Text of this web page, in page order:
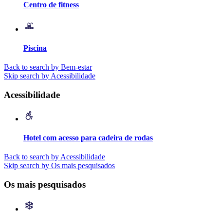
Centro de fitness
Piscina
Back to search by Bem-estar
Skip search by Acessibilidade
Acessibilidade
Hotel com acesso para cadeira de rodas
Back to search by Acessibilidade
Skip search by Os mais pesquisados
Os mais pesquisados